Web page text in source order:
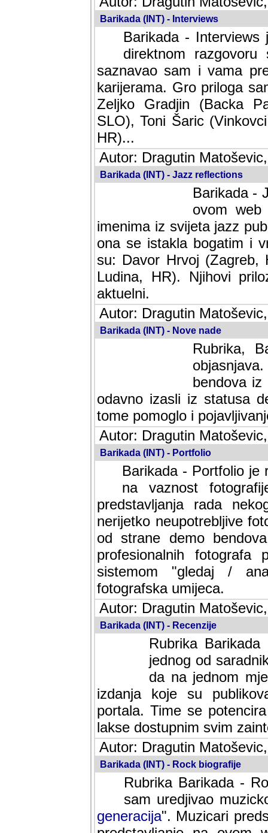
Barikada (INT) - Interviews
Barikada -
direktnom
saznavao sam i vama
karijerama. Gro priloga
Zeljko Gradjin (Backa
SLO), Toni Šaric
HR)...
Autor: Dragutin
Barikada (INT) - Jazz reflections
Barikada -
ovom web
imenima iz svijeta jazz
ona se istakla bogatim i
su: Davor Hrvoj (Zagreb,
Ludina, HR). Njihovi
aktuelni.
Autor: Dragutin
Barikada (INT) - Nove nade
Rubrika,
bendova
odavno izasli iz statusa
tome pomoglo i
Autor: Dragutin
Barikada (INT) - Portfolio
Barikada - Portfolio je
na vaznost
predstavljanja rada
nerijetko neupotrebljive
od strane demo
profesionalnih fotografa
sistemom "gledaj /
fotografska umijeca.
Autor: Dragutin
Barikada (INT) - Recenzije
Rubrika
jednog od
da na jednom
izdanja koje su
portala. Time se
lakse dostupnim svim
Autor: Dragutin
Barikada (INT) - Rock biografije
Rubrika Barikada -
sam uredjivao
generacija". Muzicari